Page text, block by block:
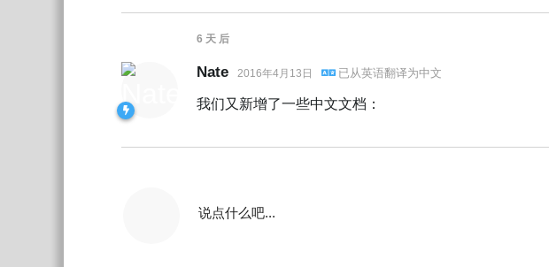
6 天 后
Nate 2016年4月13日 已从英语翻译为中文
我们又新增了一些中文文档：
说点什么吧...